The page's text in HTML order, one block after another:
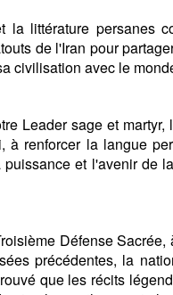
la littérature persanes
de l'Iran pour
civilisation avec le
Leader sage et martyr,
à renforcer la langue
et l'avenir de
Défense
précédentes, la
que les récits